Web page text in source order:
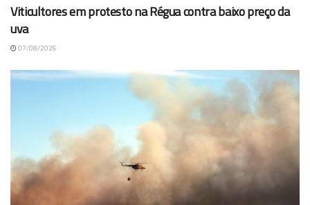
Viticultores em protesto na Régua contra baixo preço da
uva
07/08/2026